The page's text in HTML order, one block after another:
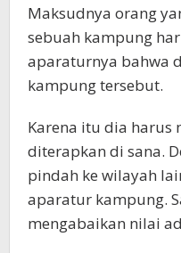
Maksudnya orang
sebuah kampung
aparaturnya bahwa
kampung tersebut.
Karena itu dia harus
diterapkan di sana.
pindah ke wilayah
aparatur kampung.
mengabaikan nilai